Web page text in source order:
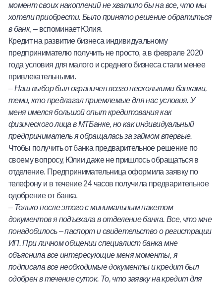
момент своих накоплений не хватило бы на все, что мы
хотели приобрести. Было принято решение обратиться
в банк, – вспоминает Юлия.
Кредит на развитие бизнеса индивидуальному
предпринимателю получить не просто, а в феврале 2020
года условия для малого и среднего бизнеса стали менее
привлекательными.
–Наш выбор был ограничен всего несколькими банками,
теми, кто предлагал приемлемые для нас условия. У
меня имелся большой опыт кредитования как
физического лица в МТБанке, но как индивидуальный
предприниматель я обращалась за займом впервые.
Чтобы получить от банка предварительное решение по
своему вопросу, Юлии даже не пришлось обращаться в
отделение. Предпринимательница оформила заявку по
телефону и в течение 24 часов получила предварительное
одобрение от банка.
–Только после этого с минимальным пакетом
документов я подъехала в отделение банка. Все, что мне
понадобилось – паспорт и свидетельство о регистрации
ИП. При личном общении специалист банка мне
объяснила все интересующие меня моменты, я
подписала все необходимые документы и кредит был
одобрен в течение суток. То, что заявку на кредит для